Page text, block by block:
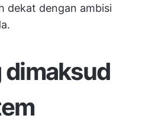
dekat dengan ambisi
dimaksud